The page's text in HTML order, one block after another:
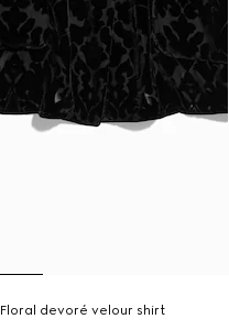
Floral devoré velour shirt